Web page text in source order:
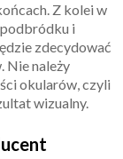
Z kolei w
i
zdecydować
Nie należy
okularów, czyli
wizualny.